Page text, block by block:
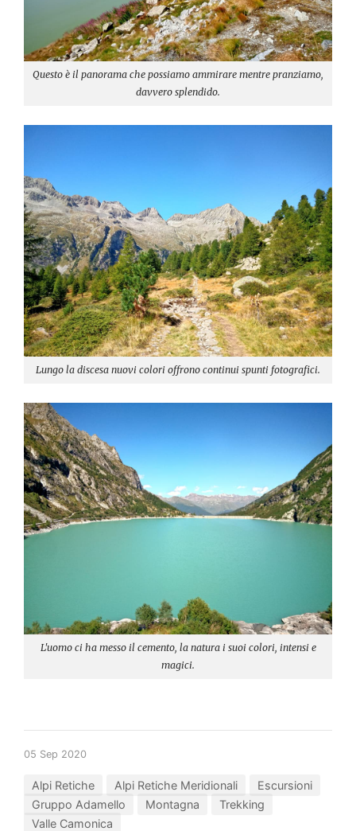
Questo è il panorama che possiamo ammirare mentre pranziamo,
davvero splendido.
Lungo la discesa nuovi colori offrono continui spunti fotografici.
L'uomo ci ha messo il cemento, la natura i suoi colori, intensi e
magici.
05 Sep 2020
Alpi Retiche Alpi Retiche Meridionali
Escursioni
Gruppo Adamello
Montagna
Trekking
Valle Camonica